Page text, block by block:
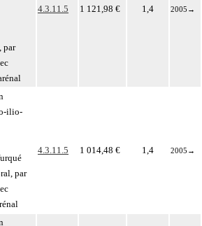
par
4.3.11.5 1 121,98 € 1,4 2005 →
ilio-
par
4.3.11.5 1 014,48 € 1,4 2005 →